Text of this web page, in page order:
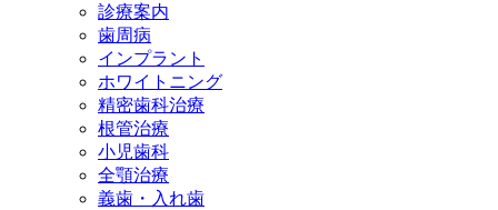
診療案内
歯周病
インプラント
ホワイトニング
精密歯科治療
根管治療
小児歯科
全顎治療
義歯・入れ歯